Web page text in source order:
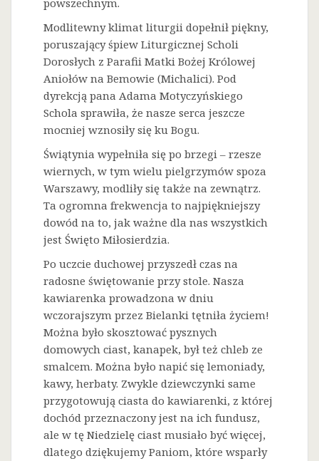
powszechnym.
Modlitewny klimat liturgii dopełnił piękny,
poruszający śpiew Liturgicznej Scholi
Dorosłych z Parafii Matki Bożej Królowej
Aniołów na Bemowie (Michalici). Pod
dyrekcją pana Adama Motyczyńskiego
Schola sprawiła, że nasze serca jeszcze
mocniej wznosiły się ku Bogu.
Świątynia wypełniła się po brzegi – rzesze
wiernych, w tym wielu pielgrzymów spoza
Warszawy, modliły się także na zewnątrz.
Ta ogromna frekwencja to najpiękniejszy
dowód na to, jak ważne dla nas wszystkich
jest Święto Miłosierdzia.
Po uczcie duchowej przyszedł czas na
radosne świętowanie przy stole. Nasza
kawiarenka prowadzona w dniu
wczorajszym przez Bielanki tętniła życiem!
Można było skosztować pysznych
domowych ciast, kanapek, był też chleb ze
smalcem. Można było napić się lemoniady,
kawy, herbaty. Zwykle dziewczynki same
przygotowują ciasta do kawiarenki, z której
dochód przeznaczony jest na ich fundusz,
ale w tę Niedzielę ciast musiało być więcej,
dlatego dziękujemy Paniom, które wsparły